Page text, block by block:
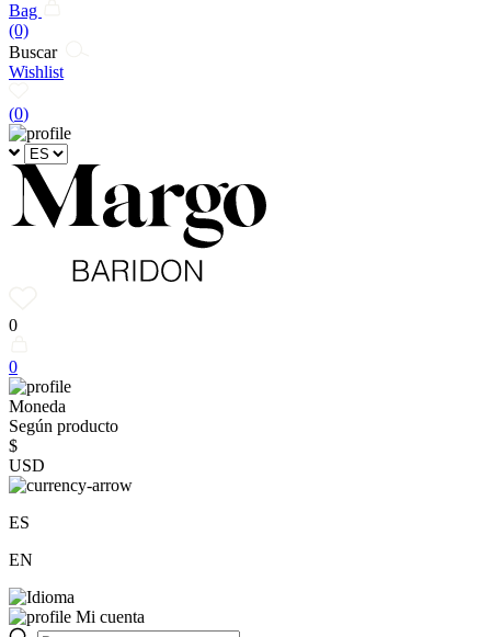
Bag
(0)
Buscar
Wishlist
(0)
0
0
Moneda
Según producto
$
USD
ES
EN
Mi cuenta